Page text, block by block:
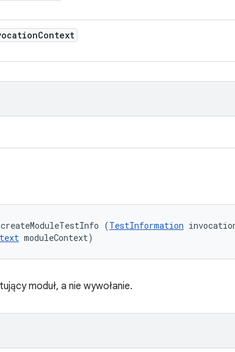
Context
createModuleTestInfo (TestInformation
moduleContext)
moduł, a nie wywołanie.